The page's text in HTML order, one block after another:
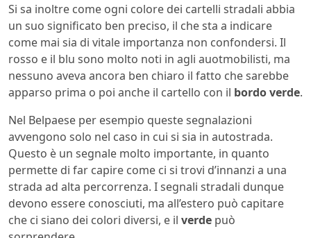
Si sa inoltre come ogni colore dei cartelli stradali abbia
un suo significato ben preciso, il che sta a indicare
come mai sia di vitale importanza non confondersi. Il
rosso e il blu sono molto noti in agli auotmobilisti, ma
nessuno aveva ancora ben chiaro il fatto che sarebbe
apparso prima o poi anche il cartello con il bordo verde.
Nel Belpaese per esempio queste segnalazioni
avvengono solo nel caso in cui si sia in autostrada.
Questo è un segnale molto importante, in quanto
permette di far capire come ci si trovi d’innanzi a una
strada ad alta percorrenza. I segnali stradali dunque
devono essere conosciuti, ma all’estero può capitare
che ci siano dei colori diversi, e il verde può